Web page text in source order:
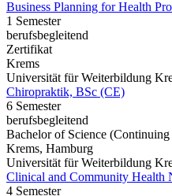
Business Planning for Health
1 Semester
berufsbegleitend
Zertifikat
Krems
Universität für Weiterbildung
Chiropraktik, BSc (CE)
6 Semester
berufsbegleitend
Bachelor of Science
Krems, Hamburg
Universität für Weiterbildung
Clinical and Community Health
4 Semester